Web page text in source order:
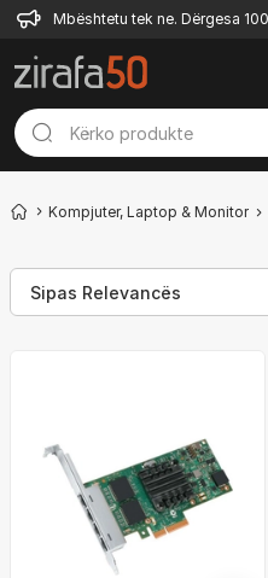
Mbështetu tek ne. Dërgesa
Kompjuter, Laptop & Monitor